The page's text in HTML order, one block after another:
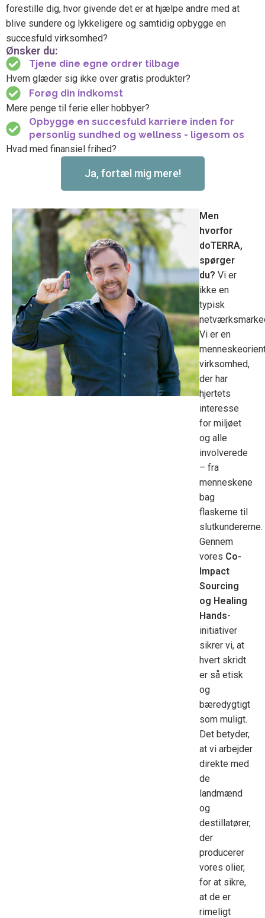
forestille dig, hvor givende det er at hjælpe andre med at
blive sundere og lykkeligere og samtidig opbygge en
succesfuld virksomhed?
Ønsker du:
Tjene dine egne ordrer tilbage
Hvem glæder sig ikke over gratis produkter?
Forøg din indkomst
Mere penge til ferie eller hobbyer?
Opbygge en succesfuld karriere inden for
personlig sundhed og wellness - ligesom os
Hvad med finansiel frihed?
Ja, fortæl mig mere!
Men
hvorfor
doTERRA,
spørger
du? Vi er
ikke en
typisk
Vi er en
virksomhed,
der har
hjertets
interesse
for miljøet
og alle
involverede
– fra
menneskene
bag
flaskerne til
slutkundererne.
Gennem
vores Co-
Impact
Sourcing
og Healing
Hands-
initiativer
sikrer vi, at
hvert skridt
er så etisk
og
bæredygtigt
som muligt.
Det betyder,
at vi arbejder
direkte med
de
landmænd
og
destillatører,
der
producerer
vores olier,
for at sikre,
at de er
rimeligt